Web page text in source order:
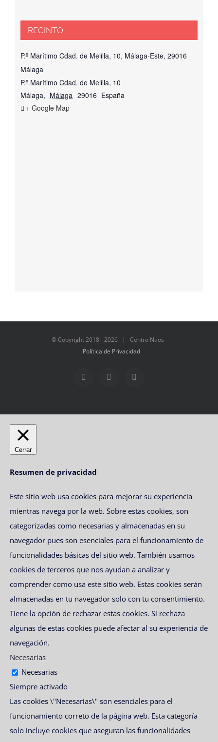
RECINTO
P.º Marítimo Cdad. de Melilla, 10, Málaga-Este, 29016
Málaga
P.º Marítimo Cdad. de Melilla, 10
Málaga, Málaga 29016 España
+ Google Map
© Copyright 2018 -2026 | Centro Naos
Política de Privacidad
Facebook Twitter
Cerrar
Resumen de privacidad
Este sitio web usa cookies para mejorar su experiencia
mientras navega por la web. Sobre estas cookies, son
categorizadas como necesarias y almacenadas en su
navegador pues son esenciales para el funcionamiento de
funcionalidades básicas del sitio web. También usamos
cookies de terceros que nos ayudan a analizar y
comprender como usa este sitio web. Estas cookies serán
almacenadas en tu navegador solo con tu consentimiento.
Tiene la opción de rechazar estas cookies. Si rechaza
algunas de estas cookies puede afectar al su experiencia de
navegación.
Necesarias
Necesarias
Siempre activado
Las cookies \"Necesarias\" son esenciales para el
funcionamiento correto de la página web. Esta categoría
solo incluye cookies que aseguran las funcionalidades